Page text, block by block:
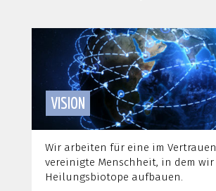
VISION
Wir arbeiten für eine im Vertrauen
vereinigte Menschheit, in dem wir
Heilungsbiotope aufbauen.